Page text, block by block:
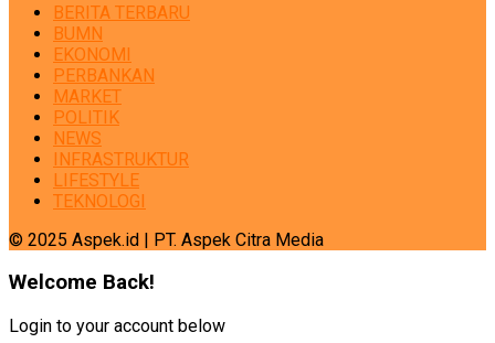
BERITA TERBARU
BUMN
EKONOMI
PERBANKAN
MARKET
POLITIK
NEWS
INFRASTRUKTUR
LIFESTYLE
TEKNOLOGI
© 2025 Aspek.id | PT. Aspek Citra Media
Welcome Back!
Login to your account below